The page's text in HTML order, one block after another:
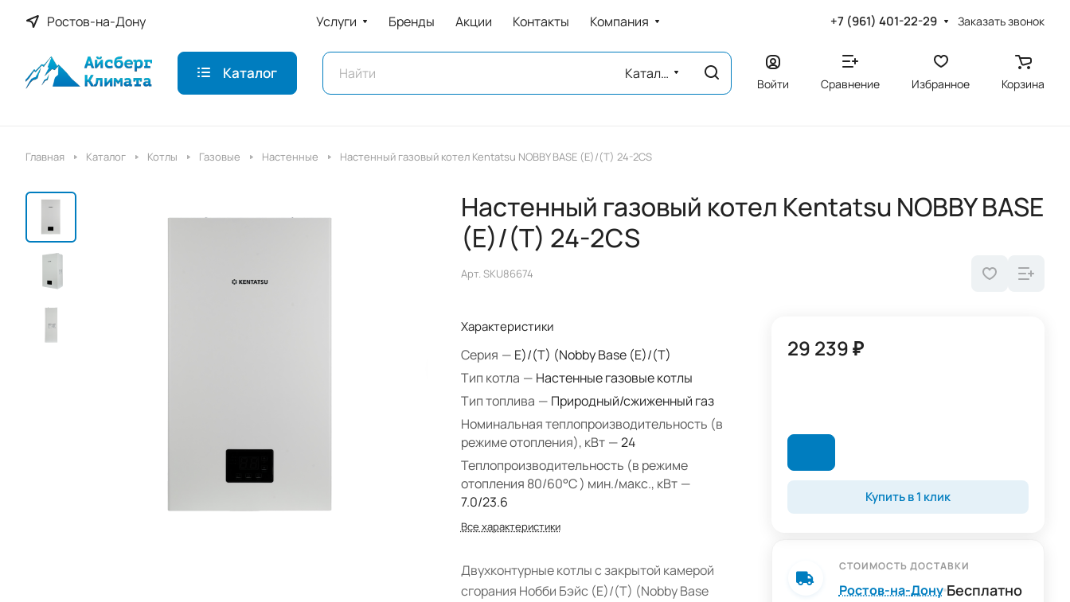
Ростов-на-Дону Услуги Бренды Акции Контакты Компания +7 (961) 401-22-29 Заказать звонок
Каталог Каталог
Войти Сравнение Избранное Корзина
Главная Каталог Котлы Газовые Настенные Настенный газовый котел Kentatsu NOBBY BASE (E)/(T) 24-2CS
Настенный газовый котел Kentatsu NOBBY BASE
(E)/(T) 24-2CS
Арт. SKU86674
Характеристики
Серия — E)/(T) (Nobby Base (E)/(T)
Тип котла — Настенные газовые котлы
Тип топлива — Природный/сжиженный газ
Номинальная теплопроизводительность (в
режиме отопления), кВт —24
Теплопроизводительность (в режиме
отопления 80/60°С ) мин./макс., кВт —
7.0/23.6
Все характеристики
Двухконтурные котлы с закрытой камерой
сгорания Нобби Бэйс (Е)/(Т) (Nobby Base
29 239 ₽
Купить в 1 клик
СТОИМОСТЬ ДОСТАВКИ
Ростов-на-ДонуБесплатно